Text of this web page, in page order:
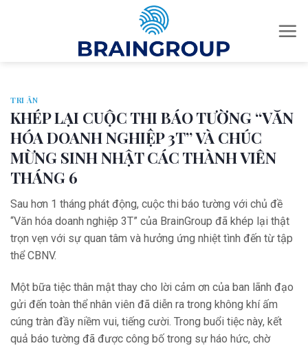
TRI ÂN
KHÉP LẠI CUỘC THI BÁO TƯỜNG “VĂN
HÓA DOANH NGHIỆP 3T” VÀ CHÚC
MỪNG SINH NHẬT CÁC THÀNH VIÊN
THÁNG 6
Sau hơn 1 tháng phát động, cuộc thi báo tường với chủ đề
“Văn hóa doanh nghiệp 3T” của BrainGroup đã khép lại thật
trọn vẹn với sự quan tâm và hưởng ứng nhiệt tình đến từ tập
thể CBNV.
Một bữa tiệc thân mật thay cho lời cảm ơn của ban lãnh đạo
gửi đến toàn thể nhân viên đã diễn ra trong không khí ấm
cúng tràn đầy niềm vui, tiếng cười. Trong buổi tiệc này, kết
quả báo tường đã được công bố trong sự háo hức, chờ